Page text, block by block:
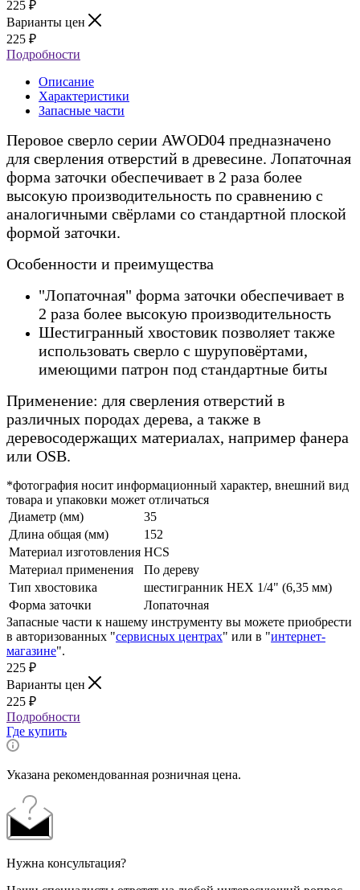
225 ₽
Варианты цен
225 ₽
Подробности
Описание
Характеристики
Запасные части
Перовое сверло серии AWOD04 предназначено
для сверления отверстий в древесине. Лопаточная
форма заточки обеспечивает в 2 раза более
высокую производительность по сравнению с
аналогичными свёрлами со стандартной плоской
формой заточки.
Особенности и преимущества
"Лопаточная" форма заточки обеспечивает в
2 раза более высокую производительность
Шестигранный хвостовик позволяет также
использовать сверло с шуруповёртами,
имеющими патрон под стандартные биты
Применение: для сверления отверстий в
различных породах дерева, а также в
деревосодержащих материалах, например фанера
или OSB.
*фотография носит информационный характер, внешний вид
товара и упаковки может отличаться
Диаметр (мм)
35
Длина общая (мм)
152
Материал изготовления HCS
Материал применения
По дереву
Тип хвостовика
шестигранник HEX 1/4" (6,35 мм)
Форма заточки
Лопаточная
Запасные части к нашему инструменту вы можете приобрести
в авторизованных "сервисных центрах" или в "интернет-
магазине".
225 ₽
Варианты цен
225 ₽
Подробности
Где купить
Указана рекомендованная розничная цена.
Нужна консультация?